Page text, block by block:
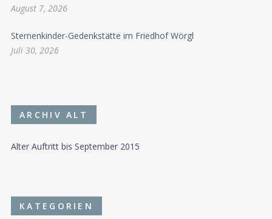
August 7, 2026
Sternenkinder-Gedenkstätte im Friedhof Wörgl
Juli 30, 2026
ARCHIV ALT
Alter Auftritt bis September 2015
KATEGORIEN